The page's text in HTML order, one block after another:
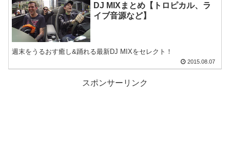
DJ MIXまとめ【トロピカル、ラ
イブ音源など】
週末をうるおす癒し&踊れる最新DJ MIXをセレクト！
2015.08.07
スポンサーリンク